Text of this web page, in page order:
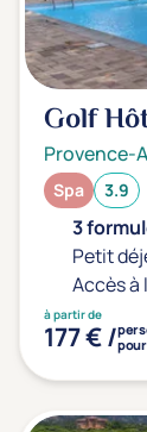
Golf
Provence-
Spa 3.9
3
Petit
Accès
à partir de
177 € /